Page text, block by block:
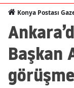
Konya Postası